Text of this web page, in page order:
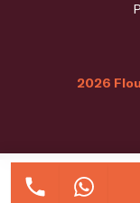
2026 Flou